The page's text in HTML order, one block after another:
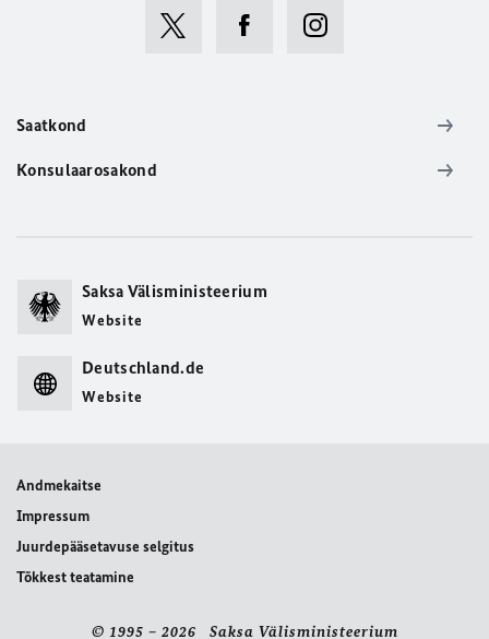
Saatkond
Konsulaarosakond
Saksa Välisministeerium
Website
Deutschland.de
Website
Andmekaitse
Impressum
Juurdepääsetavuse selgitus
Tõkkest teatamine
© 1995 – 2026 Saksa Välisministeerium